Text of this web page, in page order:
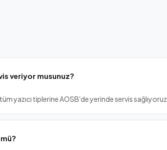
veriyor musunuz?
yazıcı tiplerine AOSB'de yerinde servis sağlıyoruz.